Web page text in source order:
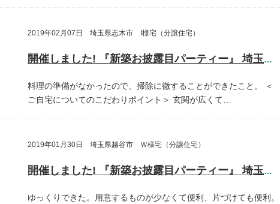
2019年02月07日 埼玉県志木市 I様宅（分譲住宅）
開催しました! 『新築お披露目パーティー』 埼玉県志木市 I様宅
料理の準備がなかったので、掃除に徹することができたこと。
＜
ご自宅についてのこだわりポイント＞ 玄関が広くて…
2019年01月30日 埼玉県越谷市 Ｗ様宅（分譲住宅）
開催しました! 『新築お披露目パーティー』 埼玉県越谷市 W様宅
ゆっくりできた。用意するものが少なくて便利、片づけても便利。